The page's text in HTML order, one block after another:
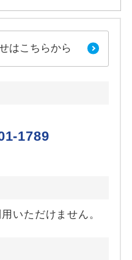
はこちらから
1789
いただけません。